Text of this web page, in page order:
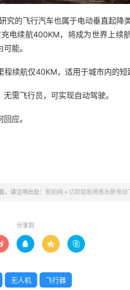
的飞行汽车也属于电动垂直起降
电续航400KM，将成为世界上续
能。
续航仅40KM，适用于城市内的短
需飞行员，可实现自动驾驶。
应。
请注明出处： 航拍网 » 亿航智能将推出新电
分享到
  
无人机 飞行器